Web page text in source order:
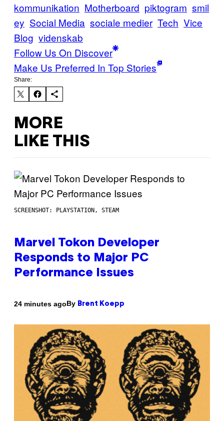
kommunikation Motherboard piktogram smil
ey Social Media sociale medier Tech Vice
Blog videnskab
Follow Us On Discover
Make Us Preferred In Top Stories
Share:
MORE
LIKE THIS
SCREENSHOT: PLAYSTATION, STEAM
Marvel Tokon Developer
Responds to Major PC
Performance Issues
24 minutes agoBy Brent Koepp